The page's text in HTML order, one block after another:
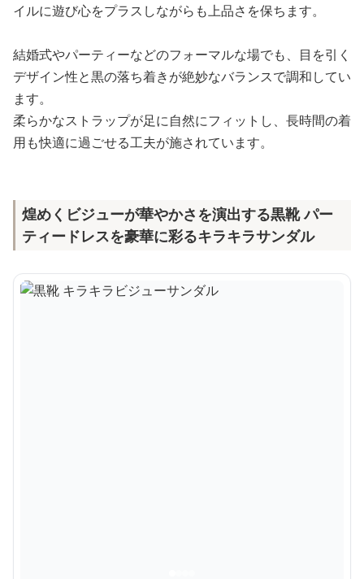
イルに遊び心をプラスしながらも上品さを保ちます。
結婚式やパーティーなどのフォーマルな場でも、目を引く
デザイン性と黒の落ち着きが絶妙なバランスで調和してい
ます。
柔らかなストラップが足に自然にフィットし、長時間の着
用も快適に過ごせる工夫が施されています。
煌めくビジューが華やかさを演出する黒靴 パー
ティードレスを豪華に彩るキラキラサンダル